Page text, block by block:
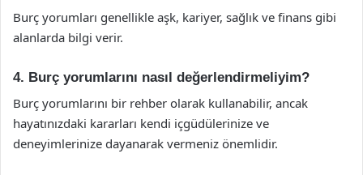
Burç yorumları genellikle aşk, kariyer, sağlık ve finans gibi
alanlarda bilgi verir.
4. Burç yorumlarını nasıl değerlendirmeliyim?
Burç yorumlarını bir rehber olarak kullanabilir, ancak
hayatınızdaki kararları kendi içgüdülerinize ve
deneyimlerinize dayanarak vermeniz önemlidir.